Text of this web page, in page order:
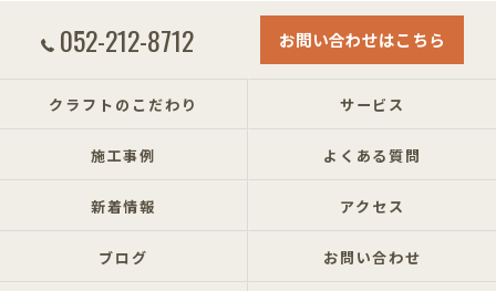
052-212-8712 お問い合わせはこちら
クラフトのこだわり サービス
施工事例 よくある質問
新着情報 アクセス
ブログ お問い合わせ